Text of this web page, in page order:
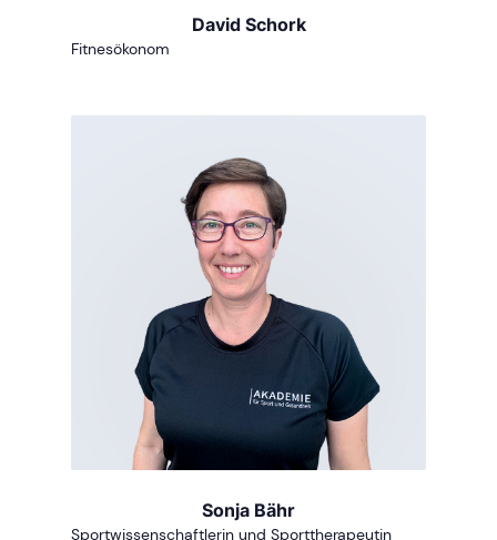
David Schork
Fitnesökonom
Sonja Bähr
Sportwissenschaftlerin und Sporttherapeutin